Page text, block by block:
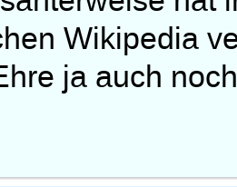
Wikipedia
ja auch